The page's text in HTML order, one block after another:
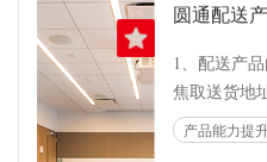
圆通配送
1、配送产
焦取送货地
导航等场景
育、用、留
产品能力提